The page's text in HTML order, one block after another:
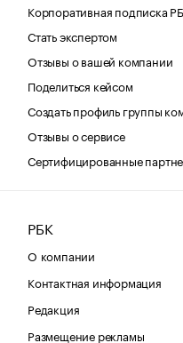
Корпоративная подписка
Стать экспертом
Отзывы о вашей компании
Поделиться кейсом
Создать профиль группы
Отзывы о сервисе
Сертифицированные
РБК
О компании
Контактная информация
Редакция
Размещение рекламы